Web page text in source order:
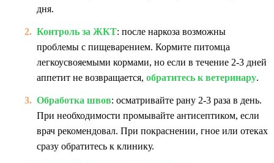
дня.
Контроль за ЖКТ: после наркоза возможны
проблемы с пищеварением. Кормите питомца
легкоусвояемыми кормами, но если в течение 2-3 дней
аппетит не возвращается, обратитесь к ветеринару.
Обработка швов: осматривайте рану 2-3 раза в день.
При необходимости промывайте антисептиком, если
врач рекомендовал. При покраснении, гное или отеках
сразу обратитесь к клинику.